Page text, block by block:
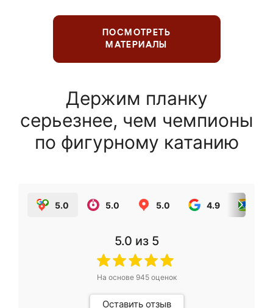
ПОСМОТРЕТЬ
МАТЕРИАЛЫ
Держим планку
серьезнее, чем чемпионы
по фигурному катанию
5.0 5.0 5.0 4.9
5.0 из 5
На основе 945оценок
Оставить отзыв